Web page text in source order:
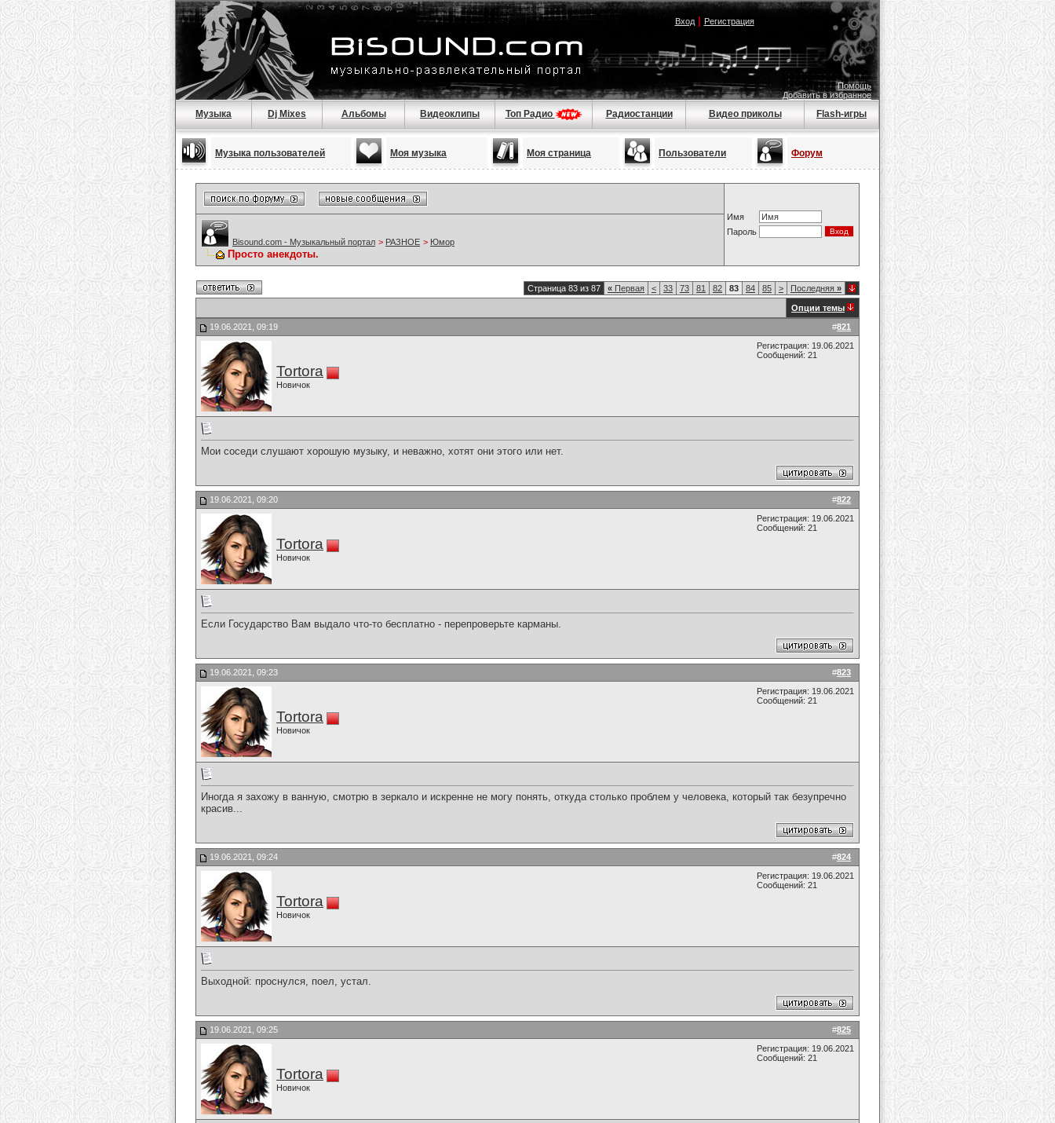
Вход| Регистрация
Помощь
Добавить в избранное
Музыка Dj Mixes Альбомы Видеоклипы Топ Радио Радиостанции Видео приколы Flash-игры
Музыка пользователей Моя музыка Моя страница Пользователи Форум
Имя
Пароль
Bisound.com - Музыкальный портал > РАЗНОЕ > Юмор
Просто анекдоты.
Страница 83 из 87 « Первая < 33 73 81 82 83 84 85 > Последняя »
Опции темы
#821
19.06.2021, 09:19
Tortora
Новичок
Регистрация: 19.06.2021
Сообщений: 21
Мои соседи слушают хорошую музыку, и неважно, хотят они этого или нет.
#822
19.06.2021, 09:20
Tortora
Новичок
Регистрация: 19.06.2021
Сообщений: 21
Если Государство Вам выдало что-то бесплатно - перепроверьте карманы.
#823
19.06.2021, 09:23
Tortora
Новичок
Регистрация: 19.06.2021
Сообщений: 21
Иногда я захожу в ванную, смотрю в зеркало и искренне не могу понять, откуда столько проблем у человека, который так безупречно
красив...
#824
19.06.2021, 09:24
Tortora
Новичок
Регистрация: 19.06.2021
Сообщений: 21
Выходной: проснулся, поел, устал.
#825
19.06.2021, 09:25
Tortora
Новичок
Регистрация: 19.06.2021
Сообщений: 21